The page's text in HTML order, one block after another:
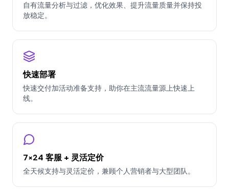
自有流量分析与过滤，优化效果、提升流量质量并保持投
放稳定。
快速部署
快速交付加活动准备支持，助你在主流流量源上快速上
线。
7×24 客服 + 灵活定价
全天候支持与灵活定价，兼顾个人营销者与大型团队。